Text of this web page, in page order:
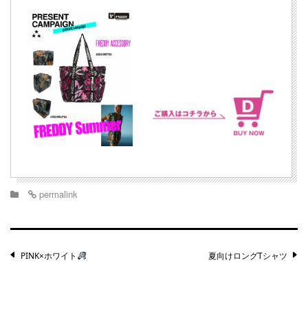
permalink
Post
PINK×ホワイト 夏向けロングTシャツ